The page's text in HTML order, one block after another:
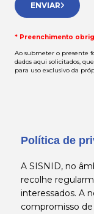
ENVIAR
* Preenchimento
Ao submeter o presente
dados aqui solicitados,
para uso exclusivo da
Política de
A SISNID, no
recolhe
interessados. A
compromisso